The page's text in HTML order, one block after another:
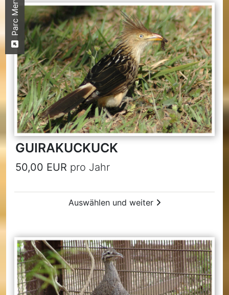
GUIRAKUCKUCK
50,00 EUR pro Jahr
Auswählen und weiter